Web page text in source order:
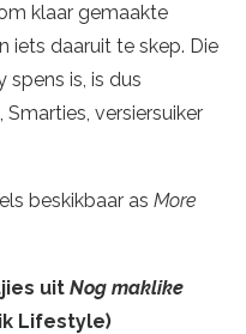
klaar gemaakte
iets daaruit te skep. Die
is, is dus
versiersuiker
beskikbaar as More
uit Nog maklike
Lifestyle)